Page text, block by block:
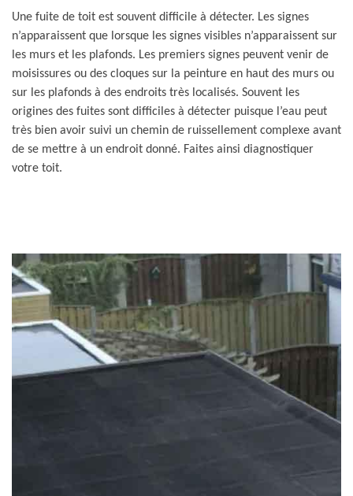
Une fuite de toit est souvent difficile à détecter. Les signes
n’apparaissent que lorsque les signes visibles n’apparaissent sur
les murs et les plafonds. Les premiers signes peuvent venir de
moisissures ou des cloques sur la peinture en haut des murs ou
sur les plafonds à des endroits très localisés. Souvent les
origines des fuites sont difficiles à détecter puisque l’eau peut
très bien avoir suivi un chemin de ruissellement complexe avant
de se mettre à un endroit donné. Faites ainsi diagnostiquer
votre toit.